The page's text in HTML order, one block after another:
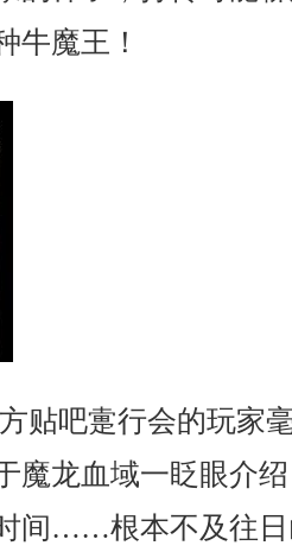
牛魔王！
贴吧疐行会的玩家
魔龙血域一眨眼介
间……根本不及往日